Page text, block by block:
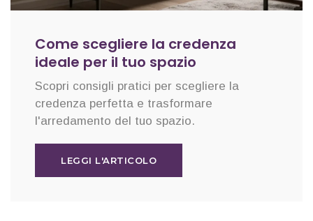
Come scegliere la credenza
ideale per il tuo spazio
Scopri consigli pratici per scegliere la
credenza perfetta e trasformare
l'arredamento del tuo spazio.
LEGGI L'ARTICOLO